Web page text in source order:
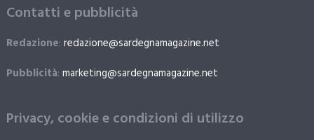
Contatti e pubblicità
Redazione: redazione@sardegnamagazine.net
Pubblicità: marketing@sardegnamagazine.net
Privacy, cookie e condizioni di utilizzo